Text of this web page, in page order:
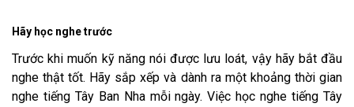
Hãy học nghe trước
Trước khi muốn kỹ năng nói được lưu loát, vậy hãy bắt đầu
nghe thật tốt. Hãy sắp xếp và dành ra một khoảng thời gian
nghe tiếng Tây Ban Nha mỗi ngày. Việc học nghe tiếng Tây